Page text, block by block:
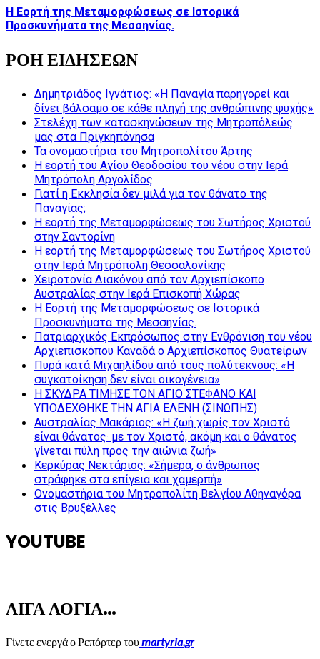
Η Εορτή της Μεταμορφώσεως σε Ιστορικά
Προσκυνήματα της Μεσσηνίας.
ΡΟΗ ΕΙΔΗΣΕΩΝ
Δημητριάδος Ιγνάτιος: «Η Παναγία παρηγορεί και
δίνει βάλσαμο σε κάθε πληγή της ανθρώπινης ψυχής»
Στελέχη των κατασκηνώσεων της Μητροπόλεώς
μας στα Πριγκηπόνησα
Τα ονομαστήρια του Μητροπολίτου Άρτης
Η εορτή του Αγίου Θεοδοσίου του νέου στην Ιερά
Μητρόπολη Αργολίδος
Γιατί η Εκκλησία δεν μιλά για τον θάνατο της
Παναγίας;
Η εορτή της Μεταμορφώσεως του Σωτήρος Χριστού
στην Σαντορίνη
Η εορτή της Μεταμορφώσεως του Σωτήρος Χριστού
στην Ιερά Μητρόπολη Θεσσαλονίκης
Χειροτονία Διακόνου από τον Αρχιεπίσκοπο
Αυστραλίας στην Ιερά Επισκοπή Χώρας
Η Εορτή της Μεταμορφώσεως σε Ιστορικά
Προσκυνήματα της Μεσσηνίας.
Πατριαρχικός Εκπρόσωπος στην Ενθρόνιση του νέου
Αρχιεπισκόπου Καναδά ο Αρχιεπίσκοπος Θυατείρων
Πυρά κατά Μιχαηλίδου από τους πολύτεκνους: «Η
συγκατοίκηση δεν είναι οικογένεια»
Η ΣΚΥΔΡΑ ΤΙΜΗΣΕ ΤΟΝ ΑΓΙΟ ΣΤΕΦΑΝΟ ΚΑΙ
ΥΠΟΔΕΧΘΗΚΕ ΤΗΝ ΑΓΙΑ ΕΛΕΝΗ (ΣΙΝΩΠΗΣ)
Αυστραλίας Μακάριος: «Η ζωή χωρίς τον Χριστό
είναι θάνατος· με τον Χριστό, ακόμη και ο θάνατος
γίνεται πύλη προς την αιώνια ζωή»
Κερκύρας Νεκτάριος: «Σήμερα, ο άνθρωπος
στράφηκε στα επίγεια και χαμερπή»
Ονομαστήρια του Μητροπολίτη Βελγίου Αθηναγόρα
στις Βρυξέλλες
YOUTUBE
ΛΙΓΑ ΛΟΓΙΑ…
Γίνετε ενεργά ο Ρεπόρτερ τουmartyria.gr